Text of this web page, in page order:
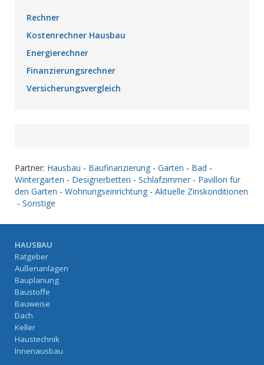
Rechner
Kostenrechner Hausbau
Energierechner
Finanzierungsrechner
Versicherungsvergleich
Partner: Hausbau - Baufinanzierung - Garten - Bad -
Wintergarten - Designerbetten - Schlafzimmer - Pavillon für
den Garten - Wohnungseinrichtung - Aktuelle Zinskonditionen
- Sonstige
HAUSBAU
Ratgeber
Außenanlagen
Bauplanung
Baustoffe
Bauweise
Dach
Keller
Haustechnik
Innenausbau